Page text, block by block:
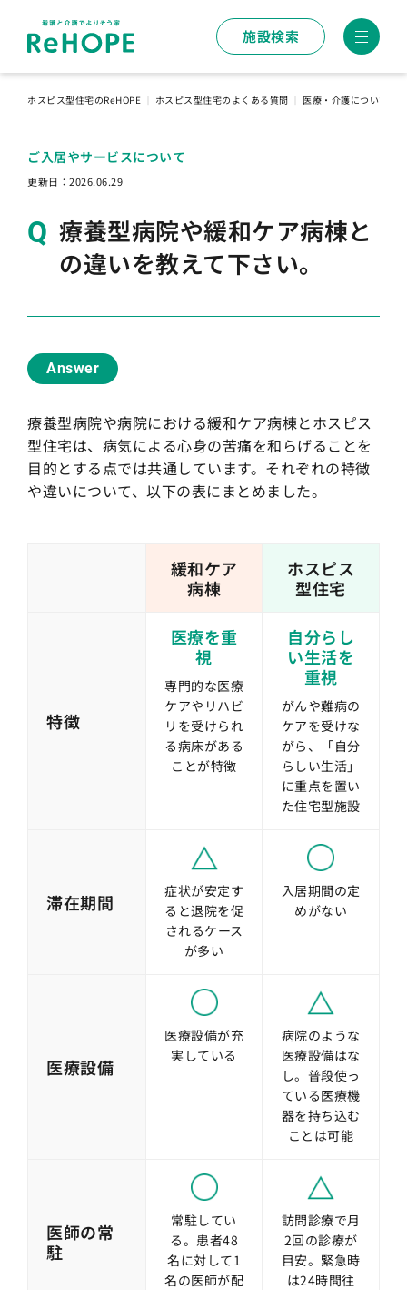
施設検索
ホスピス型住宅のReHOPE ホスピス型住宅のよくある質問 医療・介護について
ご入居やサービスについて
更新日： 2026.06.29
療養型病院や緩和ケア病棟と
の違いを教えて下さい。
Answer
療養型病院や病院における緩和ケア病棟とホスピス
型住宅は、病気による心身の苦痛を和らげることを
目的とする点では共通しています。それぞれの特徴
や違いについて、以下の表にまとめました。
緩和ケア
病棟
ホスピス
型住宅
特徴
医療を重
視
専門的な医療
ケアやリハビ
リを受けられ
る病床がある
ことが特徴
自分らし
い生活を
重視
がんや難病の
ケアを受けな
がら、「自分
らしい生活」
に重点を置い
た住宅型施設
滞在期間
症状が安定す
ると退院を促
されるケース
が多い
入居期間の定
めがない
医療設備
医療設備が充
実している
病院のような
医療設備はな
し。普段使っ
ている医療機
器を持ち込む
ことは可能
医師の常
駐
常駐してい
る。患者48
名に対して1
名の医師が配
訪問診療で月
2回の診療が
目安。緊急時
は24時間往